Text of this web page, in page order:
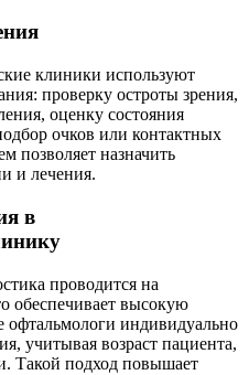
клиники используют
проверку остроты зрения,
оценку состояния
очков или контактных
позволяет назначить
и лечения.
в
проводится на
обеспечивает высокую
офтальмологи индивидуально
учитывая возраст пациента,
Такой подход повышает